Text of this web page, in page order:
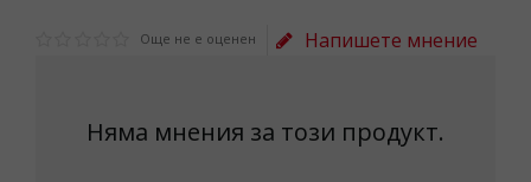
Още не е оценен Напишете мнение
Няма мнения за този продукт.